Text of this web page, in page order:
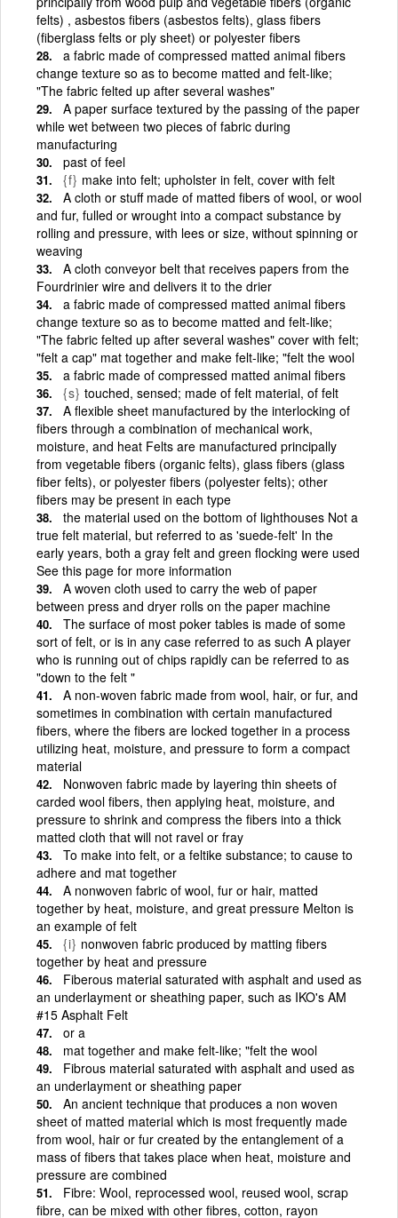
felts) , asbestos fibers (asbestos felts), glass fibers
(fiberglass felts or ply sheet) or polyester fibers
a fabric made of compressed matted animal fibers
change texture so as to become matted and felt-like;
"The fabric felted up after several washes"
A paper surface textured by the passing of the paper
while wet between two pieces of fabric during
manufacturing
past of feel
{f} make into felt; upholster in felt, cover with felt
A cloth or stuff made of matted fibers of wool, or wool
and fur, fulled or wrought into a compact substance by
rolling and pressure, with lees or size, without spinning or
weaving
A cloth conveyor belt that receives papers from the
Fourdrinier wire and delivers it to the drier
a fabric made of compressed matted animal fibers
change texture so as to become matted and felt-like;
"The fabric felted up after several washes" cover with felt;
"felt a cap" mat together and make felt-like; "felt the wool
a fabric made of compressed matted animal fibers
{s} touched, sensed; made of felt material, of felt
A flexible sheet manufactured by the interlocking of
fibers through a combination of mechanical work,
moisture, and heat Felts are manufactured principally
from vegetable fibers (organic felts), glass fibers (glass
fiber felts), or polyester fibers (polyester felts); other
fibers may be present in each type
the material used on the bottom of lighthouses Not a
true felt material, but referred to as 'suede-felt' In the
early years, both a gray felt and green flocking were used
See this page for more information
A woven cloth used to carry the web of paper
between press and dryer rolls on the paper machine
The surface of most poker tables is made of some
sort of felt, or is in any case referred to as such A player
who is running out of chips rapidly can be referred to as
"down to the felt "
A non-woven fabric made from wool, hair, or fur, and
sometimes in combination with certain manufactured
fibers, where the fibers are locked together in a process
utilizing heat, moisture, and pressure to form a compact
material
Nonwoven fabric made by layering thin sheets of
carded wool fibers, then applying heat, moisture, and
pressure to shrink and compress the fibers into a thick
matted cloth that will not ravel or fray
To make into felt, or a feltike substance; to cause to
adhere and mat together
A nonwoven fabric of wool, fur or hair, matted
together by heat, moisture, and great pressure Melton is
an example of felt
{i} nonwoven fabric produced by matting fibers
together by heat and pressure
Fiberous material saturated with asphalt and used as
an underlayment or sheathing paper, such as IKO's AM
#15 Asphalt Felt
or a
mat together and make felt-like; "felt the wool
Fibrous material saturated with asphalt and used as
an underlayment or sheathing paper
An ancient technique that produces a non woven
sheet of matted material which is most frequently made
from wool, hair or fur created by the entanglement of a
mass of fibers that takes place when heat, moisture and
pressure are combined
Fibre: Wool, reprocessed wool, reused wool, scrap
fibre, can be mixed with other fibres, cotton, rayon